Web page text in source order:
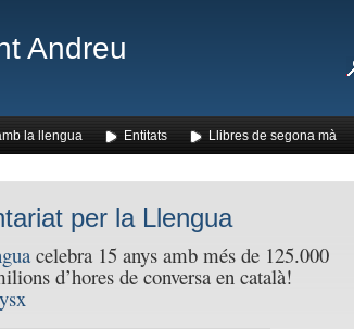
Andreu
la llengua Entitats Llibres de segona mà
per la Llengua
celebra 15 anys amb més de 125.000
d’hores de conversa en català!